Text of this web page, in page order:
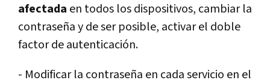
afectada en todos los dispositivos, cambiar la
contraseña y de ser posible, activar el doble
factor de autenticación.
- Modificar la contraseña en cada servicio en el